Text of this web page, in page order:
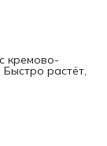
кремово-
растёт,